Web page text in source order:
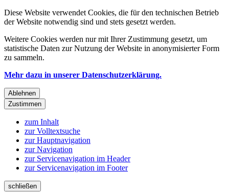
Diese Website verwendet Cookies, die für den technischen Betrieb
der Website notwendig sind und stets gesetzt werden.
Weitere Cookies werden nur mit Ihrer Zustimmung gesetzt, um
statistische Daten zur Nutzung der Website in anonymisierter Form
zu sammeln.
Mehr dazu in unserer Datenschutzerklärung.
Ablehnen
Zustimmen
zum Inhalt
zur Volltextsuche
zur Hauptnavigation
zur Navigation
zur Servicenavigation im Header
zur Servicenavigation im Footer
schließen